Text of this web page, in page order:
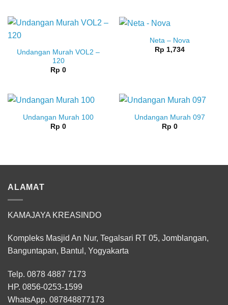
Undangan Murah VOL2 –
120
Rp 0
Neta – Nova
Rp 1,734
Undangan Murah 100
Rp 0
Undangan Murah 097
Rp 0
ALAMAT
KAMAJAYA KREASINDO
Kompleks Masjid An Nur, Tegalsari RT 05, Jomblangan,
Banguntapan, Bantul, Yogyakarta
Telp. 0878 4887 7173
HP. 0856-0253-1599
WhatsApp. 087848877173